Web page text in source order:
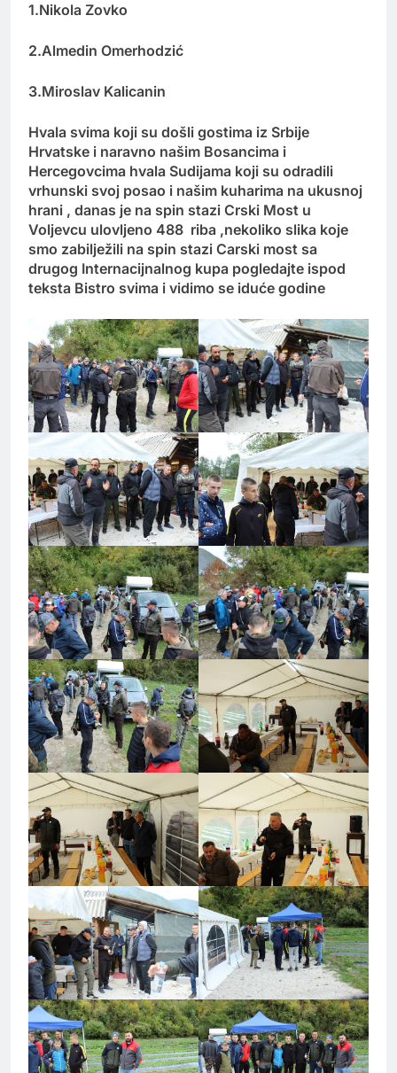
1.Nikola Zovko
2.Almedin Omerhodzić
3.Miroslav Kalicanin
Hvala svima koji su došli gostima iz Srbije
Hrvatske i naravno našim Bosancima i
Hercegovcima hvala Sudijama koji su odradili
vrhunski svoj posao i našim kuharima na ukusnoj
hrani , danas je na spin stazi Crski Most u
Voljevcu ulovljeno 488 riba ,nekoliko slika koje
smo zabilježili na spin stazi Carski most sa
drugog Internacijnalnog kupa pogledajte ispod
teksta Bistro svima i vidimo se iduće godine